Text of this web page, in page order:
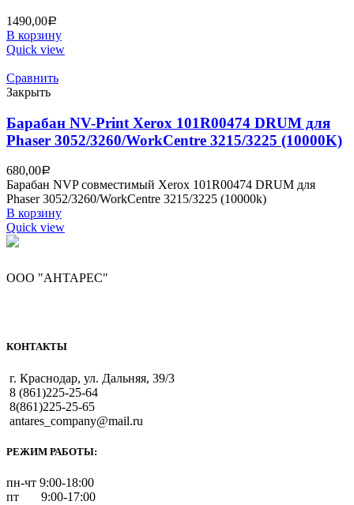
1490,00Р
В корзину
Quick view
Сравнить
Закрыть
Барабан NV-Print Xerox 101R00474 DRUM для
Phaser 3052/3260/WorkCentre 3215/3225 (10000K)
680,00Р
Барабан NVP совместимый Xerox 101R00474 DRUM для
Phaser 3052/3260/WorkCentre 3215/3225 (10000k)
В корзину
Quick view
ООО "АНТАРЕС"
КОНТАКТЫ
г. Краснодар, ул. Дальняя, 39/3
8 (861)225-25-64
8(861)225-25-65
antares_company@mail.ru
РЕЖИМ РАБОТЫ:
пн-чт 9:00-18:00
пт 9:00-17:00